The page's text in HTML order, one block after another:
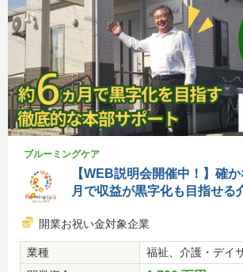
ブルーミングケア
【WEB説明会開催中！】確
月で収益が黒字化も目指せる
開業お祝い金対象企業
業種
福祉、介護・デイ